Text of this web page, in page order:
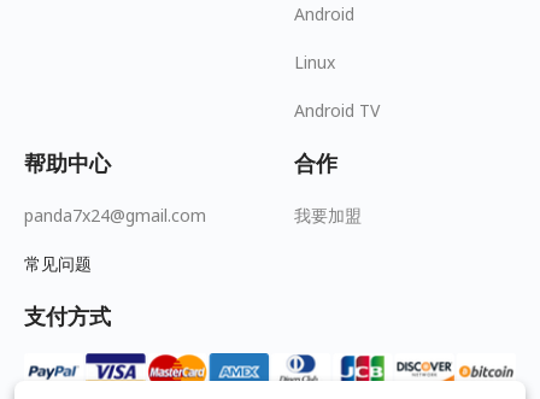
Android
Linux
Android TV
帮助中心
panda7x24@gmail.com
常见问题
合作
我要加盟
支付方式